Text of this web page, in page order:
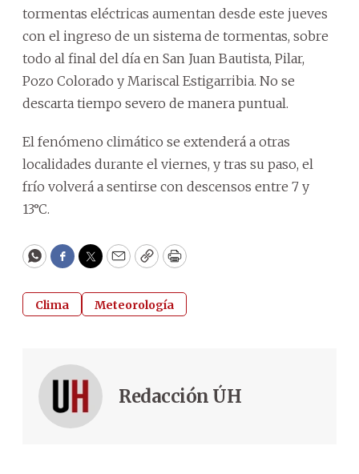
tormentas eléctricas aumentan desde este jueves
con el ingreso de un sistema de tormentas, sobre
todo al final del día en San Juan Bautista, Pilar,
Pozo Colorado y Mariscal Estigarribia. No se
descarta tiempo severo de manera puntual.
El fenómeno climático se extenderá a otras
localidades durante el viernes, y tras su paso, el
frío volverá a sentirse con descensos entre 7 y
13°C.
WhatsApp
Facebook
Twitter
EmailCopyPrint
Clima Meteorología
Redacción ÚH